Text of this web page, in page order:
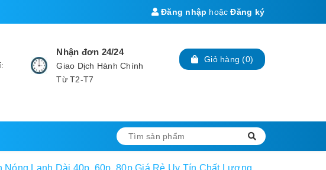
Đăng nhập hoặc Đăng ký
Nhận đơn 24/24
Giao Dịch Hành Chính
Từ T2-T7
Giỏ hàng (0)
Lạnh Dài 40p, 60p, 80p Giá Rẻ Uy Tín Chất Lượng